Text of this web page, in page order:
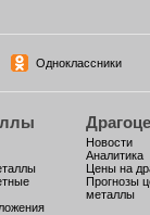
Одноклассники
Новости
Аналитика
Цены на
Прогнозы
металлы